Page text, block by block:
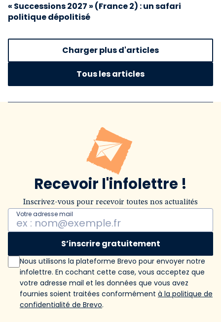
« Successions 2027 » (France 2) : un safari
politique dépolitisé
Charger plus d'articles
Tous les articles
Recevoir l'infolettre !
Inscrivez-vous pour recevoir toutes nos actualités
Votre adresse mail
S’inscrire gratuitement
Nous utilisons la plateforme Brevo pour envoyer notre
infolettre. En cochant cette case, vous acceptez que
votre adresse mail et les données que vous avez
fournies soient traitées conformément à la politique de
confidentialité de Brevo.